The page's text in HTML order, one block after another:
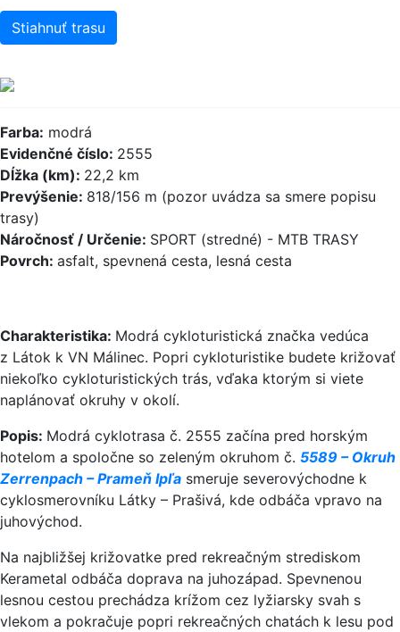
Stiahnuť trasu
Farba: modrá
Evidenčné číslo: 2555
Dĺžka (km): 22,2 km
Prevýšenie: 818/156 m (pozor uvádza sa smere popisu
trasy)
Náročnosť / Určenie: SPORT (stredné) - MTB TRASY
Povrch: asfalt, spevnená cesta, lesná cesta
Charakteristika: Modrá cykloturistická značka vedúca
z Látok k VN Málinec. Popri cykloturistike budete križovať
niekoľko cykloturistických trás, vďaka ktorým si viete
naplánovať okruhy v okolí.
Popis: Modrá cyklotrasa č. 2555 začína pred horským
hotelom a spoločne so zeleným okruhom č. 5589 – Okruh
Zerrenpach – Prameň Ipľa smeruje severovýchodne k
cyklosmerovníku Látky – Prašivá, kde odbáča vpravo na
juhovýchod.
Na najbližšej križovatke pred rekreačným strediskom
Kerametal odbáča doprava na juhozápad. Spevnenou
lesnou cestou prechádza krížom cez lyžiarsky svah s
vlekom a pokračuje popri rekreačných chatách k lesu pod